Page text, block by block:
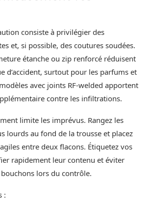
consiste à privilégier des
et, si possible, des coutures soudées.
étanche ou zip renforcé réduisent
d’accident, surtout pour les parfums et
avec joints RF-welded apportent
contre les infiltrations.
limite les imprévus. Rangez les
lourds au fond de la trousse et placez
entre deux flacons. Étiquetez vos
rapidement leur contenu et éviter
lors du contrôle.
: